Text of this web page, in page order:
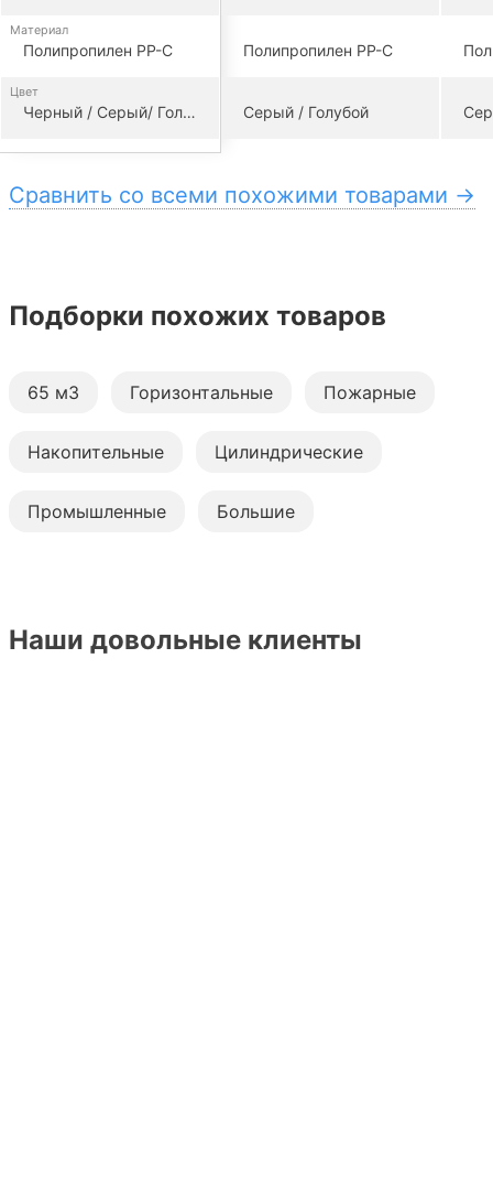
Материал
Полипропилен PP-C
Цвет
Черный / Серый/ Голубой
Полипропилен PP-C
Серый / Голубой
Сравнить со всеми похожими товарами →
Подборки похожих товаров
65 м3 Горизонтальные Пожарные
Накопительные Цилиндрические
Промышленные Большие
Наши довольные клиенты